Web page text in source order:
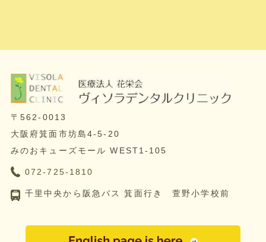
〒562-0013
大阪府箕面市坊島4-5-20
みのおキューズモール WEST1-105
072-725-1810
千里中央から阪急バス 箕面行き 萱野小学校前